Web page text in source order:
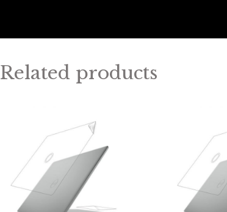
Related products